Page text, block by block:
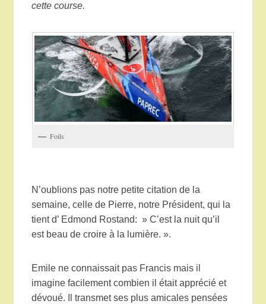
cette course.
Foils
N’oublions pas notre petite citation de la
semaine, celle de Pierre, notre Président, qui la
tient d’ Edmond Rostand: » C’est la nuit qu’il
est beau de croire à la lumière. ».
Emile ne connaissait pas Francis mais il
imagine facilement combien il était apprécié et
dévoué. Il transmet ses plus amicales pensées